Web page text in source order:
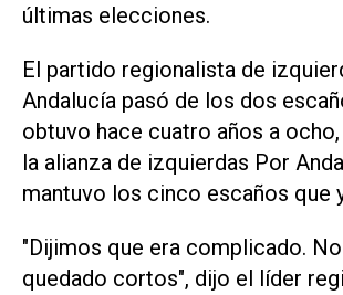
últimas elecciones.
El partido regionalista de
Andalucía pasó de los dos
obtuvo hace cuatro años a
la alianza de izquierdas Por
⁠mantuvo los cinco escaños que
"Dijimos que era complicado.
quedado cortos", dijo el líder